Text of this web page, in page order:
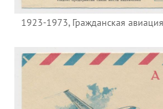
1923-1973, Гражданская